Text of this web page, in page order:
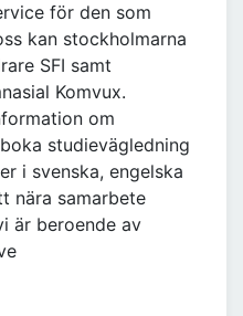
för den som
kan stockholmarna
SFI samt
Komvux.
om
studievägledning
i svenska, engelska
nära samarbete
är beroende av